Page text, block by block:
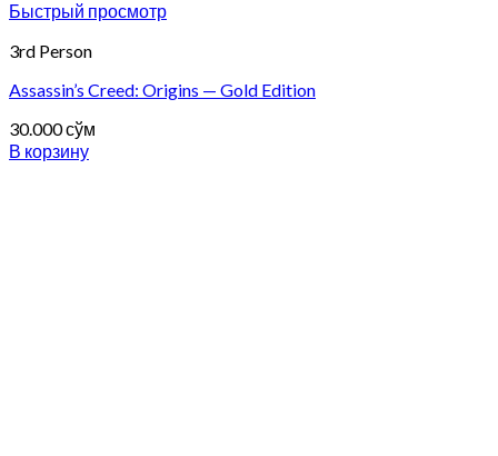
Быстрый просмотр
3rd Person
Assassin’s Creed: Origins — Gold Edition
30.000сўм
В корзину